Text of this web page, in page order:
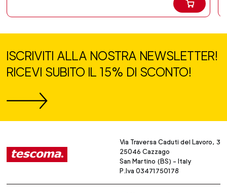
ISCRIVITI ALLA NOSTRA NEWSLETTER!
RICEVI SUBITO IL 15% DI SCONTO!
Via Traversa Caduti del Lavoro, 3
25046 Cazzago
San Martino (BS) - Italy
P.Iva 03471750178